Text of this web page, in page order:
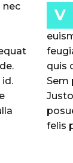
nec
V
quis
Sem
felis